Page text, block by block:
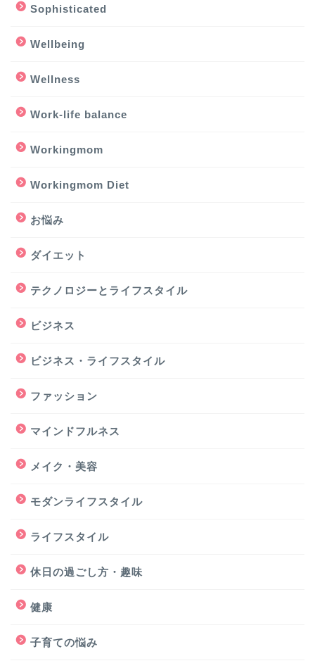
Sophisticated
Wellbeing
Wellness
Work-life balance
Workingmom
Workingmom Diet
お悩み
ダイエット
テクノロジーとライフスタイル
ビジネス
ビジネス・ライフスタイル
ファッション
マインドフルネス
メイク・美容
モダンライフスタイル
ライフスタイル
休日の過ごし方・趣味
健康
子育ての悩み